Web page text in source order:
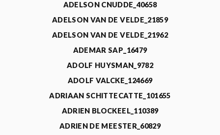
ADELSON CNUDDE_40658
ADELSON VAN DE VELDE_21859
ADELSON VAN DE VELDE_21962
ADEMAR SAP_16479
ADOLF HUYSMAN_9782
ADOLF VALCKE_124669
ADRIAAN SCHITTECATTE_101655
ADRIEN BLOCKEEL_110389
ADRIEN DE MEESTER_60829